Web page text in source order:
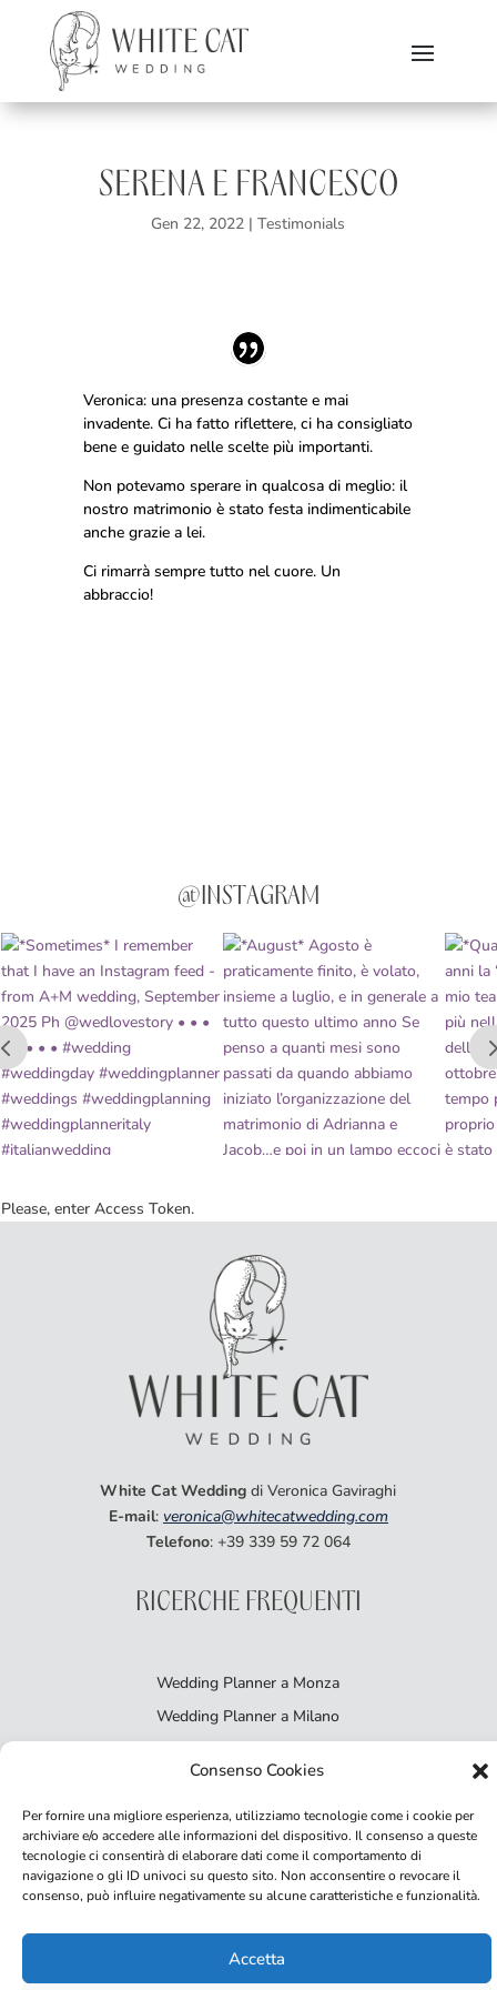
Consenso Cookies
Per fornire una migliore esperienza, utilizziamo tecnologie come i cookie per
archiviare e/o accedere alle informazioni del dispositivo. Il consenso a queste
tecnologie ci consentirà di elaborare dati come il comportamento di
navigazione o gli ID univoci su questo sito. Non acconsentire o revocare il
consenso, può influire negativamente su alcune caratteristiche e funzionalità.
Accetta
SERENA E FRANCESCO
Gen 22, 2022 |Testimonials
Veronica: una presenza costante e mai
invadente. Ci ha fatto riflettere, ci ha consigliato
bene e guidato nelle scelte più importanti.
Non potevamo sperare in qualcosa di meglio: il
nostro matrimonio è stato festa indimenticabile
anche grazie a lei.
Ci rimarrà sempre tutto nel cuore. Un
abbraccio!
@INSTAGRAM
Please, enter Access Token.
White Cat Wedding di Veronica Gaviraghi
E-mail: veronica@whitecatwedding.com
Telefono: +39 339 59 72 064
RICERCHE FREQUENTI
Wedding Planner a Monza
Wedding Planner a Milano
Perché scegliere una wedding planner
Organizzare un matrimonio intimo